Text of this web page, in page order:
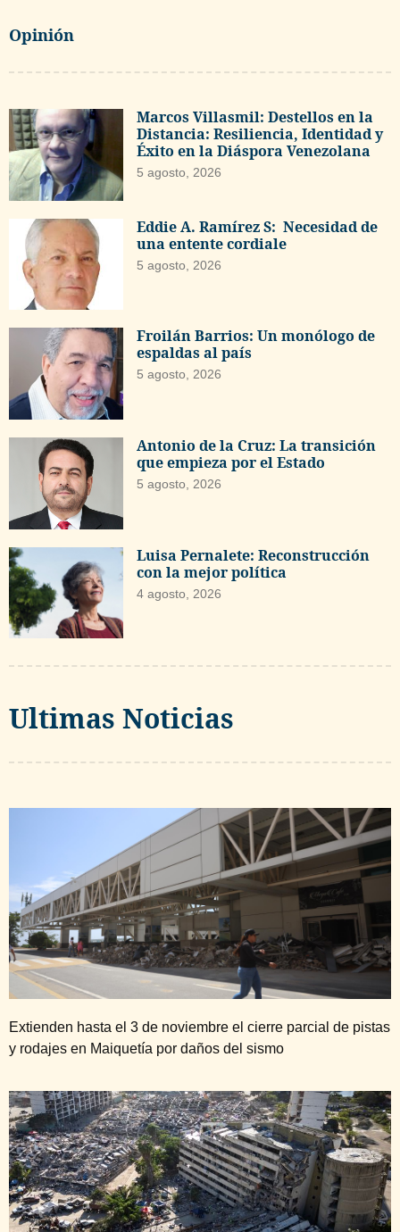
Opinión
Marcos Villasmil: Destellos en la
Distancia: Resiliencia, Identidad y
Éxito en la Diáspora Venezolana
5 agosto, 2026
Eddie A. Ramírez S: Necesidad de
una entente cordiale
5 agosto, 2026
Froilán Barrios: Un monólogo de
espaldas al país
5 agosto, 2026
Antonio de la Cruz: La transición
que empieza por el Estado
5 agosto, 2026
Luisa Pernalete: Reconstrucción
con la mejor política
4 agosto, 2026
Ultimas Noticias
Extienden hasta el 3 de noviembre el cierre parcial de pistas
y rodajes en Maiquetía por daños del sismo